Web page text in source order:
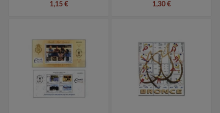
1,15 €
1,30 €